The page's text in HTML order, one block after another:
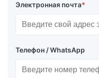
Электронная почта*
Телефон / WhatsApp